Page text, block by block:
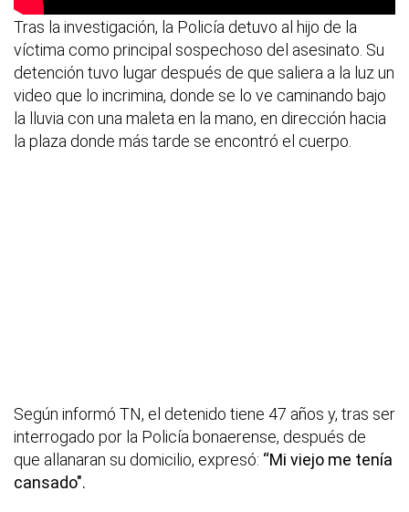
Tras la investigación, la Policía detuvo al hijo de la
víctima como principal sospechoso del asesinato. Su
detención tuvo lugar después de que saliera a la luz un
video que lo incrimina, donde se lo ve caminando bajo
la lluvia con una maleta en la mano, en dirección hacia
la plaza donde más tarde se encontró el cuerpo.
Según informó TN, el detenido tiene 47 años y, tras ser
interrogado por la Policía bonaerense, después de
que allanaran su domicilio, expresó: “Mi viejo me tenía
cansado".